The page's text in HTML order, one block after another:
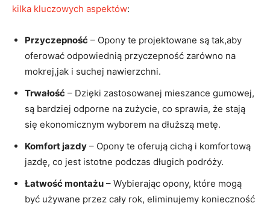
kilka kluczowych aspektów:
Przyczepność – Opony te projektowane są tak,aby
oferować odpowiednią przyczepność zarówno na
mokrej,jak i suchej nawierzchni.
Trwałość – Dzięki zastosowanej mieszance gumowej,
są bardziej odporne na zużycie, co sprawia, że stają
się ekonomicznym wyborem na dłuższą metę.
Komfort jazdy – Opony te oferują cichą i komfortową
jazdę, co jest istotne podczas długich podróży.
Łatwość montażu – Wybierając opony, które mogą
być używane przez cały rok, eliminujemy konieczność